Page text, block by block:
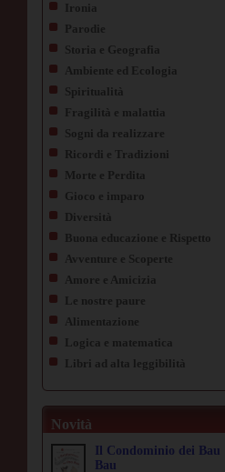
Ironia
Parodie
Storia e Geografia
Ambiente ed Ecologia
Spiritualità
Fragilità e malattia
Sogni da realizzare
Ricordi e Tradizioni
Morte e Perdita
Gioco e imparo
Diversità
Buona educazione e Rispetto
Avventure e Scoperte
Amore e Amicizia
Le nostre paure
Alimentazione
Logica e matematica
Libri ad alta leggibilità
Novità
Il Condominio dei Bau
Bau